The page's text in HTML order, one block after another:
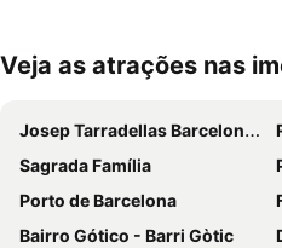
Ampliar mapa
Veja as atrações nas
Josep Tarradellas Barcelona–El Prat Airport
Sagrada Família
Porto de Barcelona
Bairro Gótico - Barri Gòtic